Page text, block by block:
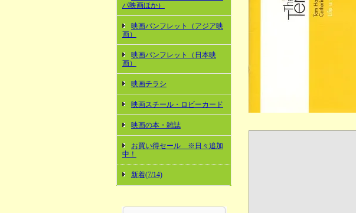
パ映画ほか）
映画パンフレット（アジア映
画）
映画パンフレット（日本映
画）
映画チラシ
映画スチール・ロビーカード
映画の本・雑誌
お買い得セール ※日々追加
中！
新着(7/14)